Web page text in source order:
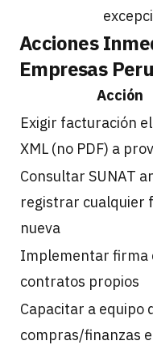
Acciones
Empresas
Acción
Exigir facturación
XML (no PDF) a
Consultar SUNAT
registrar cualquier
nueva
Implementar firma
contratos propios
Capacitar a equipo
compras/finanzas